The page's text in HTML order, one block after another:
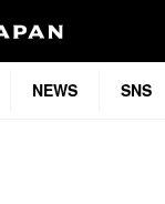
NEWS SNS